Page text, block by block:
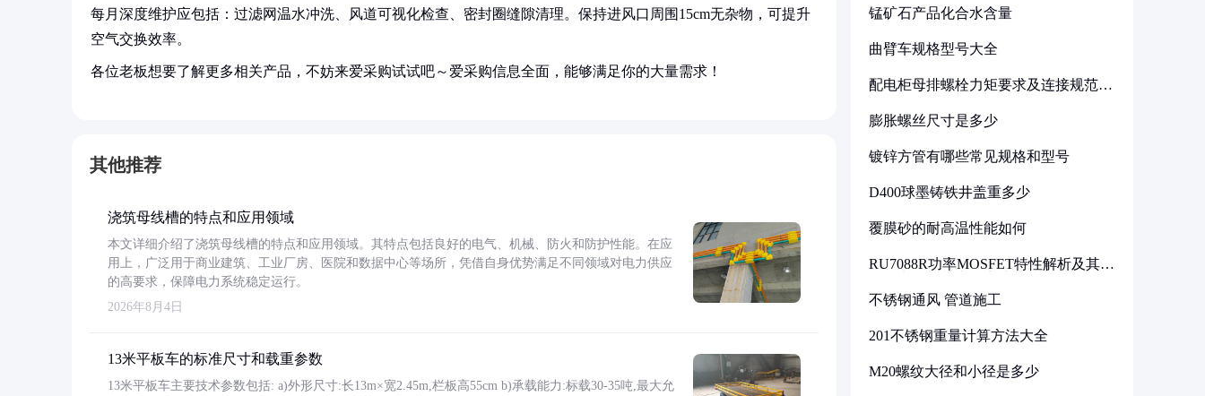
每月深度维护应包括：过滤网温水冲洗、风道可视化检查、密封圈缝隙清理。保持进风口周围15cm无杂物，可提升
空气交换效率。
各位老板想要了解更多相关产品，不妨来爱采购试试吧～爱采购信息全面，能够满足你的大量需求！
其他推荐
浇筑母线槽的特点和应用领域
本文详细介绍了浇筑母线槽的特点和应用领域。其特点包括良好的电气、机械、防火和防护性能。在应
用上，广泛用于商业建筑、工业厂房、医院和数据中心等场所，凭借自身优势满足不同领域对电力供应
的高要求，保障电力系统稳定运行。
2026年8月4日
13米平板车的标准尺寸和载重参数
13米平板车主要技术参数包括: a)外形尺寸:长13m×宽2.45m,栏板高55cm b)承载能力:标载30-35吨,最大允
锰矿石产品化合水含量
曲臂车规格型号大全
配电柜母排螺栓力矩要求及连接规范详
膨胀螺丝尺寸是多少
镀锌方管有哪些常见规格和型号
D400球墨铸铁井盖重多少
覆膜砂的耐高温性能如何
RU7088R功率MOSFET特性解析及其在
不锈钢通风 管道施工
201不锈钢重量计算方法大全
M20螺纹大径和小径是多少